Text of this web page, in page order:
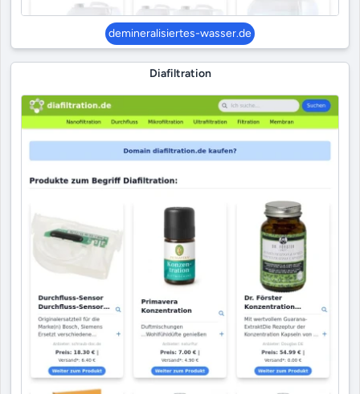
demineralisiertes-wasser.de
Diafiltration